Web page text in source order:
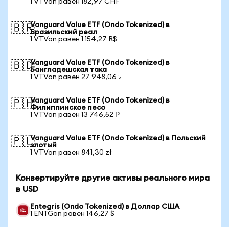
1 VTVon равен 182,97 CHF
🇧🇷Vanguard Value ETF (Ondo Tokenized) в
Бразильский реал
1 VTVon равен 1 154,27 R$
🇧🇩Vanguard Value ETF (Ondo Tokenized) в
Бангладешская така
1 VTVon равен 27 948,06 ৳
🇵🇭Vanguard Value ETF (Ondo Tokenized) в
Филиппинское песо
1 VTVon равен 13 746,52 ₱
🇵🇱Vanguard Value ETF (Ondo Tokenized) в Польский
злотый
1 VTVon равен 841,30 zł
Конвертируйте другие активы реального мира
в USD
Entegris (Ondo Tokenized) в Доллар США
1 ENTGon равен 146,27 $